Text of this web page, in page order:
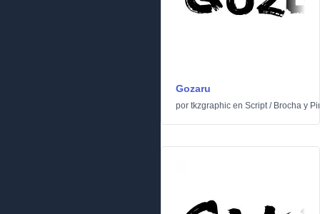
Gozaru
por tkzgraphic en Script/ Brocha y